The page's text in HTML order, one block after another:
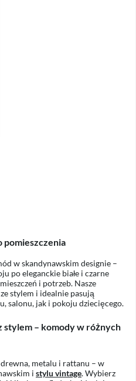
pomieszczenia
w skandynawskim designie –
po eleganckie białe i czarne
i potrzeb. Nasze
stylem i idealnie pasują
salonu, jak i pokoju dziecięcego.
stylem – komody w różnych
metalu i rattanu – w
i stylu vintage. Wybierz